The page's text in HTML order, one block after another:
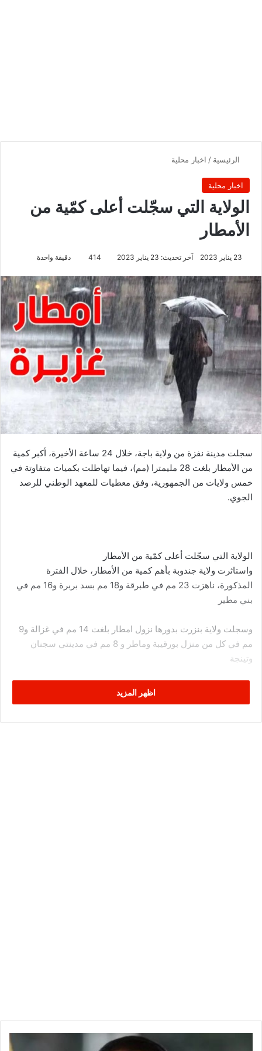
الرئيسية / اخبار محلية
اخبار محلية
الولاية التي سجّلت أعلى كمّية من
الأمطار
23 يناير 2023 آخر تحديث: 23 يناير 2023 414 دقيقة واحدة
سجلت مدينة نفزة من ولاية باجة، خلال 24 ساعة الأخيرة، أكبر كمية
من الأمطار بلغت 28 مليمترا (مم)، فيما تهاطلت بكميات متفاوتة في
خمس ولايات من الجمهورية، وفق معطيات للمعهد الوطني للرصد
الجوي.
الولاية التي سجّلت أعلى كمّية من الأمطار
واستاثرت ولاية جندوبة بأهم كمية من الأمطار، خلال الفترة
المذكورة، ناهزت 23 مم في طبرقة و18 مم بسد بربرة و16 مم في
بني مطير
وسجلت ولاية بنزرت بدورها نزول امطار بلغت 14 مم في غزالة و9
مم في كل من منزل بورقيبة وماطر و 8 مم في مدينتي سجنان
وتينجة
وكانت التساقطات المطرية في ولايتي نابل وسوسة ضعيفة ولم
تتجاوز 1 مم
اظهر المزيد